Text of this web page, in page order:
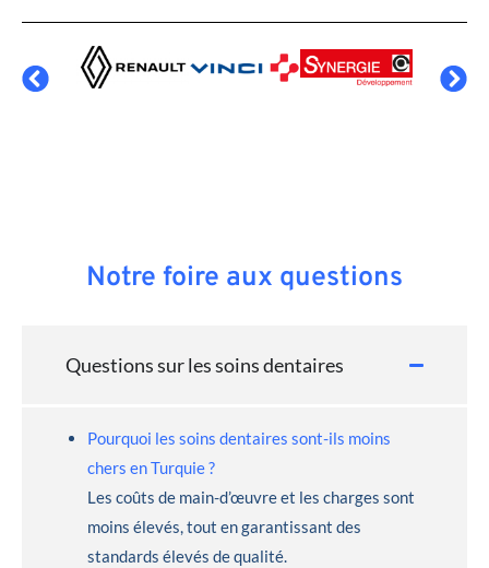
Notre foire aux questions
Questions sur les soins dentaires
Pourquoi les soins dentaires sont-ils moins
chers en Turquie ?
Les coûts de main-d’œuvre et les charges sont
moins élevés, tout en garantissant des
standards élevés de qualité.